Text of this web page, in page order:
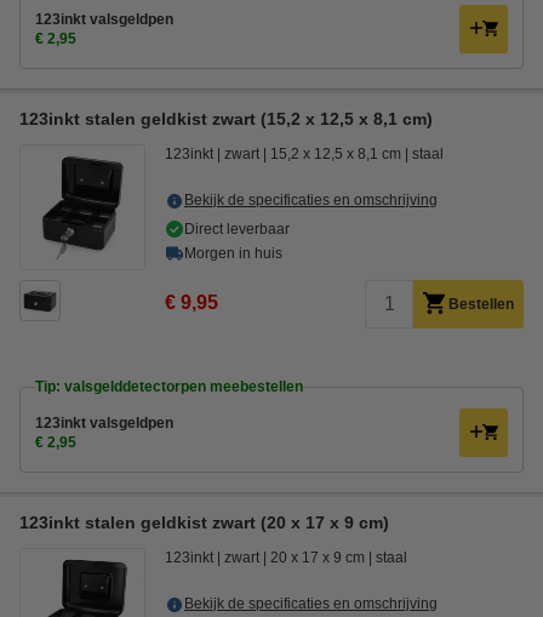
123inkt valsgeldpen
€ 2,95
123inkt stalen geldkist zwart (15,2 x 12,5 x 8,1 cm)
123inkt zwart 15,2 x 12,5 x 8,1 cm staal
Bekijk de specificaties en omschrijving
Direct leverbaar
Morgen in huis
€ 9,95 Bestellen
Tip: valsgelddetectorpen meebestellen
123inkt valsgeldpen
€ 2,95
123inkt stalen geldkist zwart (20 x 17 x 9 cm)
123inkt zwart 20 x 17 x 9 cm staal
Bekijk de specificaties en omschrijving